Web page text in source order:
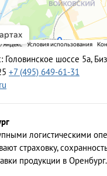
Головинское шоссе 5а,
+7 (495) 649-61-31
логистическими
страховку,
продукции в Оренбург.